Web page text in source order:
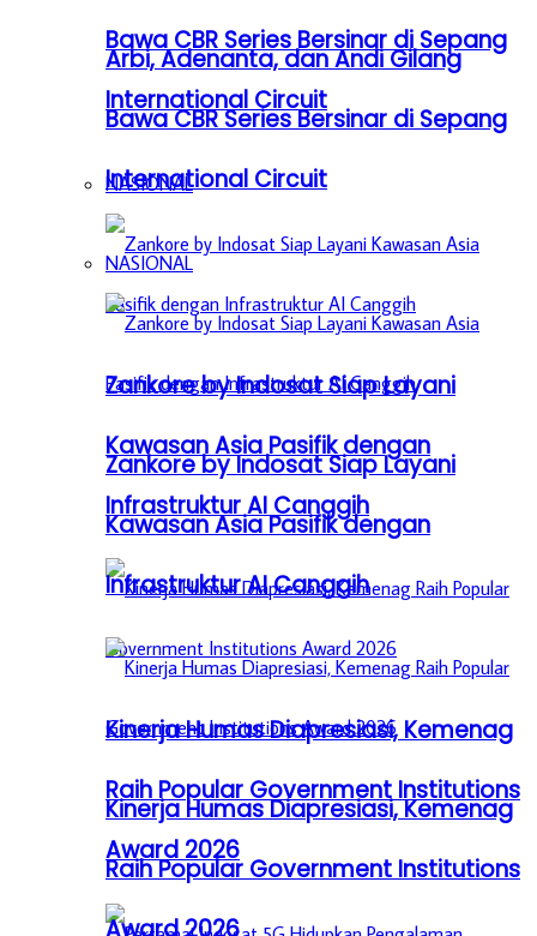
Bawa CBR Series Bersinar di Sepang
International Circuit
NASIONAL
Zankore by Indosat Siap Layani
Kawasan Asia Pasifik dengan
Infrastruktur AI Canggih
Kinerja Humas Diapresiasi, Kemenag
Raih Popular Government Institutions
Award 2026
Arbi, Adenanta, dan Andi Gilang
Bawa CBR Series Bersinar di Sepang
International Circuit
NASIONAL
Zankore by Indosat Siap Layani
Kawasan Asia Pasifik dengan
Infrastruktur AI Canggih
Kinerja Humas Diapresiasi, Kemenag
Raih Popular Government Institutions
Award 2026